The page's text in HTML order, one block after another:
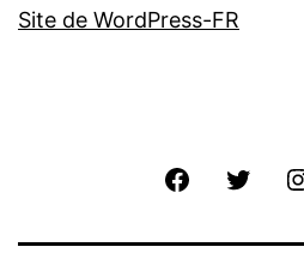
Site de WordPress-FR
Facebook